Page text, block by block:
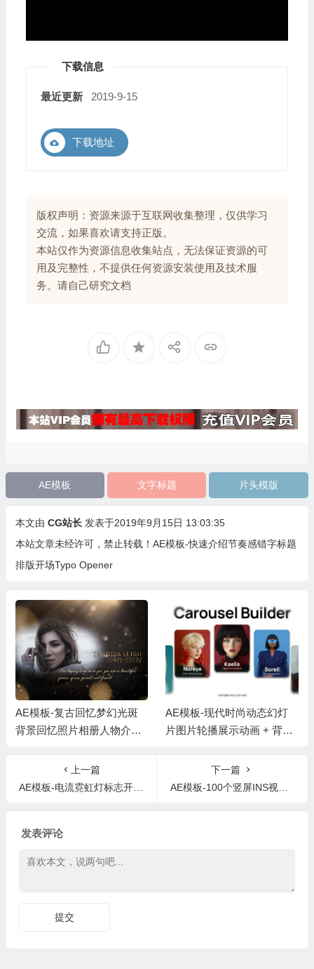
下载信息
最近更新 2019-9-15
下载地址
版权声明：资源来源于互联网收集整理，仅供学习
交流，如果喜欢请支持正版。
本站仅作为资源信息收集站点，无法保证资源的可
用及完整性，不提供任何资源安装使用及技术服
务。请自己研究文档
AE模板 文字标题 片头模版
本文由 CG站长 发表于2019年9月15日 13:03:35
本站文章未经许可，禁止转载！ AE模板-快速介绍节奏感错字标题
排版开场Typo Opener
梦幻光斑
人物介绍
AE模板-现代时尚动态幻灯
片图片轮播展示动画 + 背景
AE+PR模板-简洁
日常生活短视频
上一篇
AE模板-电流霓虹灯标志开场Logo动画 Electric and Neon Logo Reveal
下一篇
AE模板-100个竖屏INS视频包装片头动画Instagram Stories
发表评论